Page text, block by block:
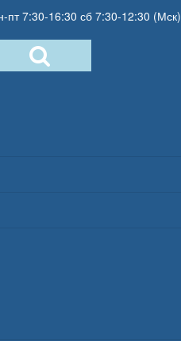
пт 7:30-16:30 сб 7:30-12:30 (Мск)